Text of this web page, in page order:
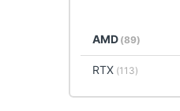
AMD (89)
RTX (113)